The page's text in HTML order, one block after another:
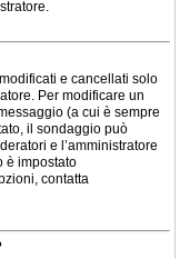
e cancellati solo
Per modificare un
(a cui è sempre
il sondaggio può
e l’amministratore
è impostato
contatta